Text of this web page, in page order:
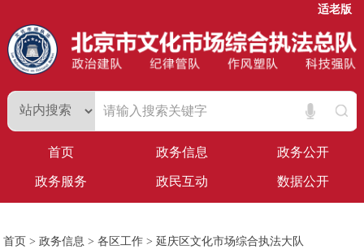
适老版
首页 政务信息 政务公开
政务服务 政民互动 数据公开
首页 >政务信息 >各区工作 > 延庆区文化市场综合执法大队